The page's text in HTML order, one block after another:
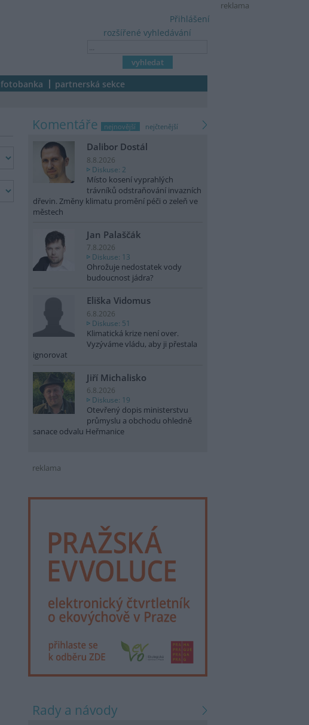
reklama
rozšířené vyhledávání
Přihlášení
fotobanka partnerská sekce
komentáře nejnovější nejčtenější
Dalibor Dostál
8.8.2026
Diskuse: 2
Místo kosení vyprahlých
trávníků odstraňování invazních
dřevin. Změny klimatu promění péči o zeleň ve
městech
Jan Palaščák
7.8.2026
Diskuse: 13
Ohrožuje nedostatek vody
budoucnost jádra?
Eliška Vidomus
6.8.2026
Diskuse: 51
Klimatická krize není over.
Vyzýváme vládu, aby ji přestala
ignorovat
Jiří Michalisko
6.8.2026
Diskuse: 19
Otevřený dopis ministerstvu
průmyslu a obchodu ohledně
sanace odvalu Heřmanice
reklama
rady a návody